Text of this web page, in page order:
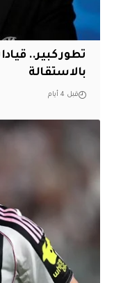
تطور كبير..
بالاستقالة
قبل 4 أيام